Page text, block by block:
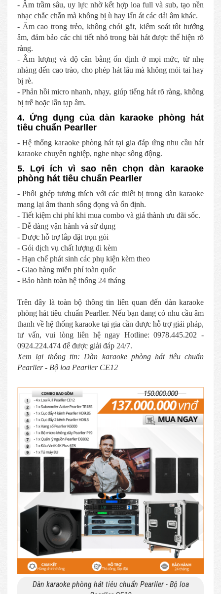
- Âm trầm sâu, uy lực nhờ kết hợp loa full và sub, tạo nền
nhạc chắc chắn mà không bị ù hay lấn át các dải âm khác.
- Âm cao trong trẻo, không chói gắt, kiểm soát tốt hướng
âm, đảm bảo các chi tiết nhỏ trong bài hát được thể hiện rõ
ràng.
- Âm lượng và độ cân bằng ổn định ở mọi mức, từ nhẹ
nhàng đến cao trào, cho phép hát lâu mà không mỏi tai hay
bị rè.
- Phản hồi micro nhanh, nhạy, giúp tiếng hát rõ ràng, không
bị trễ hoặc lẫn tạp âm.
4. Ứng dụng của dàn karaoke phòng hát
tiêu chuẩn Pearller
- Hệ thống karaoke phòng hát tại gia đáp ứng nhu cầu hát
karaoke chuyên nghiệp, nghe nhạc sống động.
5. Lợi ích vì sao nên chọn dàn karaoke
phòng hát tiêu chuẩn Pearller
- Phối ghép tương thích với các thiết bị trong dàn karaoke
mang lại âm thanh sống đọng và ổn định.
- Tiết kiệm chi phí khi mua combo và giá thành ưu đãi sốc.
- Dễ dàng vận hành và sử dụng
- Được hỗ trợ lắp đặt trọn gói
- Gói dịch vụ chất lượng đi kèm
- Hạn chế phát sinh các phụ kiện kèm theo
- Giao hàng miễn phí toàn quốc
- Bảo hành toàn hệ thống 24 tháng
Trên đây là toàn bộ thông tin liên quan đến dàn karaoke
phòng hát tiêu chuẩn Pearller. Nếu bạn đang có nhu cầu âm
thanh về hệ thống karaoke tại gia cần được hỗ trợ giải pháp,
tư vấn, vui lòng liên hệ ngay Hotline: 0978.445.202 -
0924.224.474 để được giải đáp 24/7.
Xem lại thông tin: Dàn karaoke phòng hát tiêu chuẩn
Pearller - Bộ loa Pearller CE12
Dàn karaoke phòng hát tiêu chuẩn Pearller - Bộ loa